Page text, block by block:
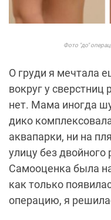
Фото "до"
О груди я мечтала
вокруг у сверстниц
нет. Мама иногда
дико
аквапарки, ни на
улицу без двойного
Самооценка была
как только
операцию, я